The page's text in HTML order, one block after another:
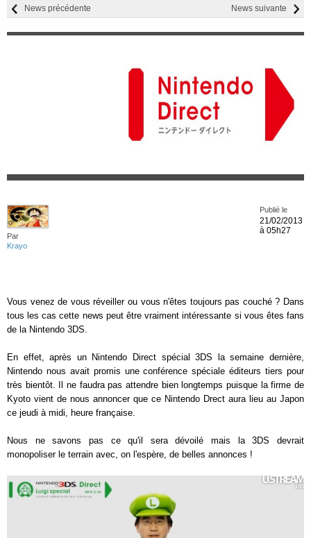
News suivante
News précédente
Par
Krayo
Publié le
21/02/2013
à 05h27
Vous venez de vous réveiller ou vous n'êtes toujours pas couché ? Dans
tous les cas cette news peut être vraiment intéressante si vous êtes fans
de la Nintendo 3DS.
En effet, après un Nintendo Direct spécial 3DS la semaine dernière,
Nintendo nous avait promis une conférence spéciale éditeurs tiers pour
très bientôt. Il ne faudra pas attendre bien longtemps puisque la firme de
Kyoto vient de nous annoncer que ce Nintendo Drect aura lieu au Japon
ce jeudi à midi, heure française.
Nous ne savons pas ce qu'il sera dévoilé mais la 3DS devrait
monopoliser le terrain avec, on l'espère, de belles annonces !